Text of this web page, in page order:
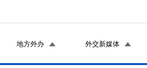
地方外办 外交新媒体